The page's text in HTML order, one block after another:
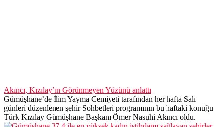
Akıncı, Kızılay’ın Görünmeyen Yüzünü anlattı
Gümüşhane’de İlim Yayma Cemiyeti tarafından her hafta Salı
günleri düzenlenen şehir Sohbetleri programının bu haftaki konuğu
Türk Kızılay Gümüşhane Başkanı Ömer Nasuhi Akıncı oldu.